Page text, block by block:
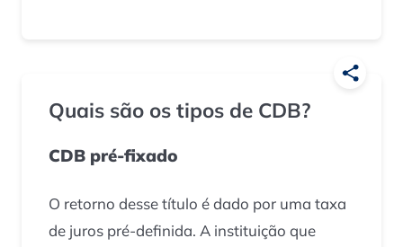
Quais são os tipos de CDB?
CDB pré-fixado
O retorno desse título é dado por uma taxa
de juros pré-definida. A instituição que